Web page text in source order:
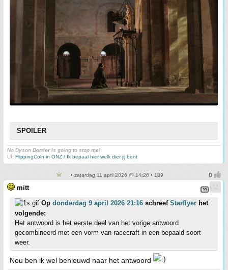
SPOILER
No Dyson Barrier is going to stop me!
UI: FlippingCoin in ONZ / Ik bepaal hier welk dier jij bent
• zaterdag 11 april 2026 @ 14:26 • 189
mitt
Op donderdag 9 april 2026 21:16 schreef Starflyer het
volgende:
Het antwoord is het eerste deel van het vorige antwoord
gecombineerd met een vorm van racecraft in een bepaald soort
weer.
Nou ben ik wel benieuwd naar het antwoord